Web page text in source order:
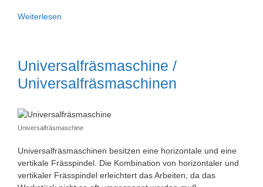
Weiterlesen
Universalfräsmaschine /
Universalfräsmaschinen
Universalfräsmaschine
Universalfräsmaschinen besitzen eine horizontale und eine
vertikale Frässpindel. Die Kombination von horizontaler und
vertikaler Frässpindel erleichtert das Arbeiten, da das